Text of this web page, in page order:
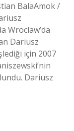
BalaAmok /
Wroclaw’da
Dariusz
için 2007
Dariusz